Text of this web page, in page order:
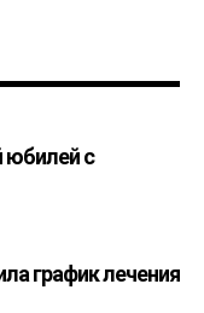
юбилей с
график лечения